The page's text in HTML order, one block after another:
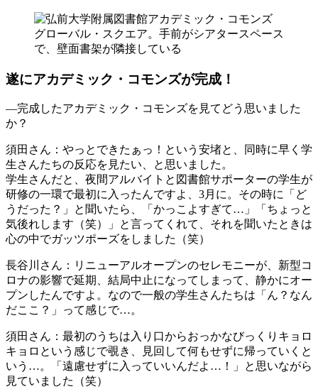
グローバル・スクエア。手前がシアタースペース
で、壁面書架が隣接している
遂にアカデミック・コモンズが完成！
―完成したアカデミック・コモンズを見てどう思いました
か？
須田さん ：やっとできたぁっ！という安堵と、同時に早く学
生さんたちの反応を見たい、と思いました。
学生さんだと、夜間アルバイトと図書館サポーターの学生が
研修の一環で最初に入ったんですよ、3月に。その時に「ど
うだった？」と聞いたら、「かっこよすぎて…」「ちょっと
気後れします（笑）」と言ってくれて、それを聞いたときは
心の中でガッツポーズをしました（笑）
長谷川さん ：リニューアルオープンのセレモニーが、新型コ
ロナの影響で延期、結局中止になってしまって、静かにオー
プンしたんですよ。なので一般の学生さんたちは「ん？なん
だここ？」って感じで…。
須田さん ：最初のうちは入り口からおっかなびっくりキョロ
キョロという感じで覗き、見回して何もせずに帰っていくと
いう…。「遠慮せずに入っていいんだよ…！」と思いながら
見ていました（笑）